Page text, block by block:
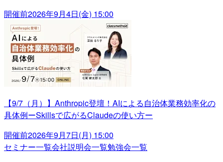
開催前2026年9月4日(金) 15:00
【9/7（月）】Anthropic登壇！AIによる自治体業務効率化の
具体例ーSkillsで広がるClaudeの使い方ー
開催前2026年9月7日(月) 15:00
セミナー一覧会社説明会一覧勉強会一覧